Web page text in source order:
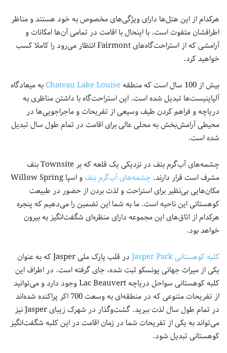
هرکدام از این هتل‌ها دارای ویژگی‌های مخصوص به خود هستند و مناظر
اطرافشان متفوت است. با اینحال با اقامت در تمامی آن‌ها امکانات و
آرامشی که از استراحت‌گاه‌های Fairmont انتظار می‌رود را کاملا کسب
خواهید کرد.
بیش از 100 سال است که منطقه
Chateau Lake Louiseبه میعادگاه
آلپاینیست‌ها تبدیل شده است. این استراحت‌گاه با داشتن مناظری به
دریاچه و فراهم کردن طیف وسیعی از تفریحات و ماجراجویی‌ها در
محیطی آرامش‌بخش به محلی عالی برای اقامت در تمام طول سال تبدیل
شده است.
چشمه‌های آب‌گرم بنف در نزدیکی یک قلعه که بر Townsite بنف
مشرف است قرار دارند. چشمه‌های آب‌گرم بنف
و اسپا Willow Spring
مکان‌هایی بی‌نظیر برای استراحت و لذت بردن از حضور در طبیعت
کوهستانی این ناحیه است. ما به شما این تضمین را می‌دهیم که پنجره
هرکدام از اتاق‌های این مجموعه دارای منظره‌ای شگفت‌انگیز به بیرون
خواهد بود.
کلبه کوهستانی Jasper Park
در قلب پارک ملی Jasper که به عنوان
یکی از میراث جهانی یونسکو ثبت شده، جای گرفته است. در اطراف این
کلبه کوهستانی سواحل دریاچه Lac Beauvert وجود دارد و می‌توانید
از تفریحات متنوعی که در منطقه‌ای به وسعت 700 اکر پراکنده شده‌اند
در تمام طول سال لذت ببرید. گشت‌وگذار در شهرک زیبای Jasper نیز
می‌تواند به یکی از تفریحات شما در زمان اقامت در این کلبه شگفت‌انگیز
کوهستانی تبدیل شود.